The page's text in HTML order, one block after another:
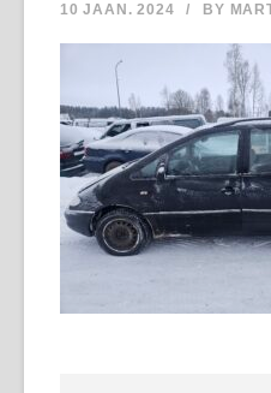
10 JAAN. 2024 / BY